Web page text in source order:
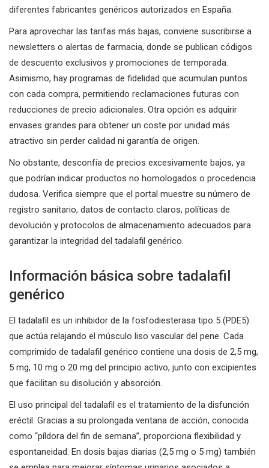
diferentes fabricantes genéricos autorizados en España.
Para aprovechar las tarifas más bajas, conviene suscribirse a
newsletters o alertas de farmacia, donde se publican códigos
de descuento exclusivos y promociones de temporada.
Asimismo, hay programas de fidelidad que acumulan puntos
con cada compra, permitiendo reclamaciones futuras con
reducciones de precio adicionales. Otra opción es adquirir
envases grandes para obtener un coste por unidad más
atractivo sin perder calidad ni garantía de origen.
No obstante, desconfía de precios excesivamente bajos, ya
que podrían indicar productos no homologados o procedencia
dudosa. Verifica siempre que el portal muestre su número de
registro sanitario, datos de contacto claros, políticas de
devolución y protocolos de almacenamiento adecuados para
garantizar la integridad del tadalafil genérico.
Información básica sobre tadalafil
genérico
El tadalafil es un inhibidor de la fosfodiesterasa tipo 5 (PDE5)
que actúa relajando el músculo liso vascular del pene. Cada
comprimido de tadalafil genérico contiene una dosis de 2,5 mg,
5 mg, 10 mg o 20 mg del principio activo, junto con excipientes
que facilitan su disolución y absorción.
El uso principal del tadalafil es el tratamiento de la disfunción
eréctil. Gracias a su prolongada ventana de acción, conocida
como “píldora del fin de semana”, proporciona flexibilidad y
espontaneidad. En dosis bajas diarias (2,5 mg o 5 mg) también